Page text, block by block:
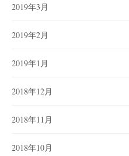
2019年3月
2019年2月
2019年1月
2018年12月
2018年11月
2018年10月